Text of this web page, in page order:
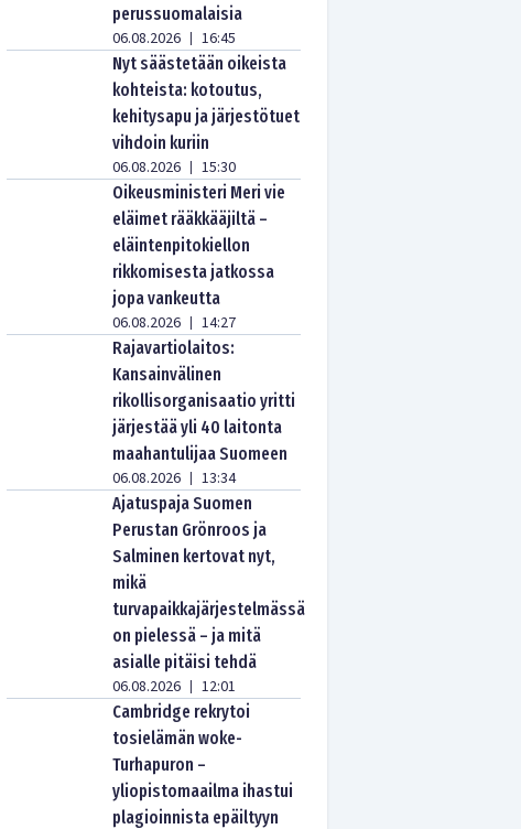
perussuomalaisia
06.08.2026 | 16:45
Nyt säästetään oikeista
kohteista: kotoutus,
kehitysapu ja järjestötuet
vihdoin kuriin
06.08.2026 | 15:30
Oikeusministeri Meri vie
eläimet rääkkääjiltä –
eläintenpitokiellon
rikkomisesta jatkossa
jopa vankeutta
06.08.2026 | 14:27
Rajavartiolaitos:
Kansainvälinen
rikollisorganisaatio yritti
järjestää yli 40 laitonta
maahantulijaa Suomeen
06.08.2026 | 13:34
Ajatuspaja Suomen
Perustan Grönroos ja
Salminen kertovat nyt,
mikä
turvapaikkajärjestelmässä
on pielessä – ja mitä
asialle pitäisi tehdä
06.08.2026 | 12:01
Cambridge rekrytoi
tosielämän woke-
Turhapuron –
yliopistomaailma ihastui
plagioinnista epäiltyyn